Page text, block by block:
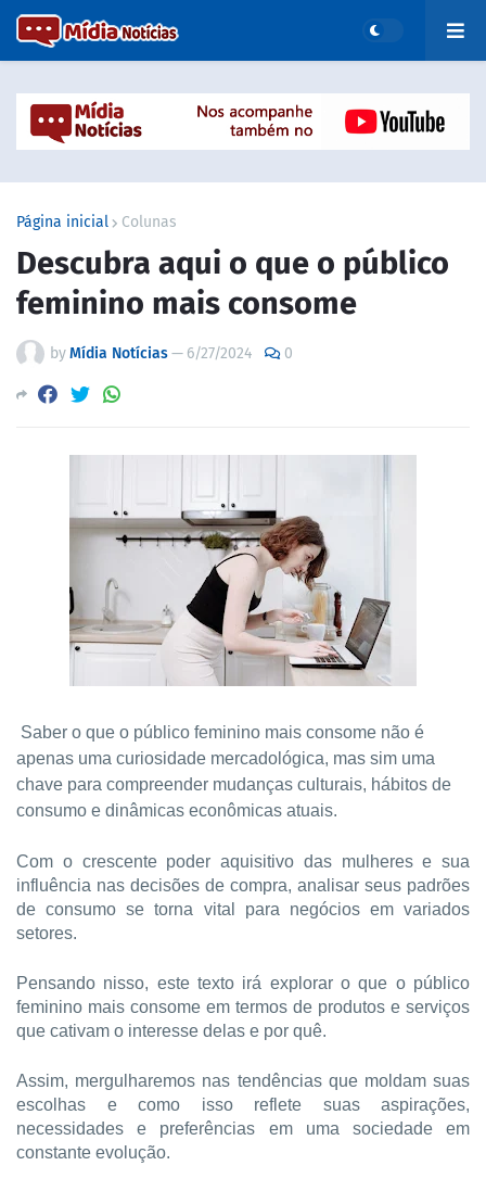
Página inicial Colunas
Descubra aqui o que o público
feminino mais consome
byMídia Notícias— 6/27/2024 0
Saber o que o público feminino mais consome não é
apenas uma curiosidade mercadológica, mas sim uma
chave para compreender mudanças culturais, hábitos de
consumo e dinâmicas econômicas atuais.
Com o crescente poder aquisitivo das mulheres e sua
influência nas decisões de compra, analisar seus padrões
de consumo se torna vital para negócios em variados
setores.
Pensando nisso, este texto irá explorar o que o público
feminino mais consome em termos de produtos e serviços
que cativam o interesse delas e por quê.
Assim, mergulharemos nas tendências que moldam suas
escolhas e como isso reflete suas aspirações,
necessidades e preferências em uma sociedade em
constante evolução.